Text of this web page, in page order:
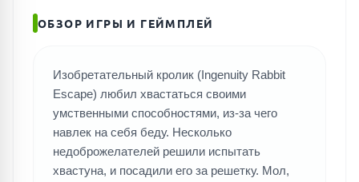
ОБЗОР ИГРЫ И ГЕЙМПЛЕЙ
Изобретательный кролик (Ingenuity Rabbit
Escape) любил хвастаться своими
умственными способностями, из-за чего
навлек на себя беду. Несколько
недоброжелателей решили испытать
хвастуна, и посадили его за решетку. Мол,